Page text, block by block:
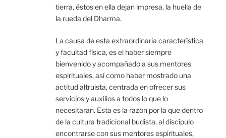
tierra, éstos en ella dejan impresa, la huella de
la rueda del Dharma.
La causa de esta extraordinaria característica
y facultad física, es el haber siempre
bienvenido y acompañado a sus mentores
espirituales, así como haber mostrado una
actitud altruista, centrada en ofrecer sus
servicios y auxilios a todos lo que lo
necesitaran. Esta es la razón por la que dentro
de la cultura tradicional budista, al discípulo
encontrarse con sus mentores espirituales,